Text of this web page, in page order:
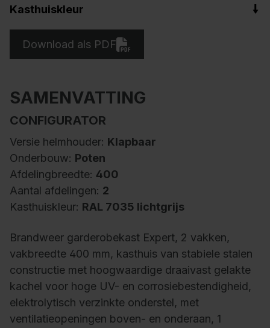
Kasthuiskleur
Download als PDF
SAMENVATTING
CONFIGURATOR
Versie helmhouder: Klapbaar
Onderbouw: Poten
Afdelingbreedte: 400
Aantal afdelingen: 2
Kasthuiskleur: RAL 7035 lichtgrijs
Brandweer garderobekast Expert, 2 vakken,
vakbreedte 400 mm, kasthuis van stabiele stalen
constructie met hoogwaardige draaivast gelakte
kachel voor hoge UV- en corrosiebestendigheid,
elektrolytisch verzinkte onderstel, met
ventilatieopeningen boven- en onderaan, 1